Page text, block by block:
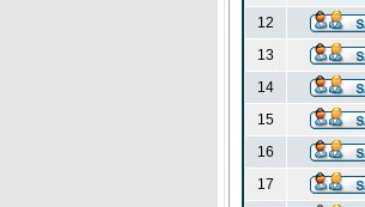
12
13
14
15
16
17